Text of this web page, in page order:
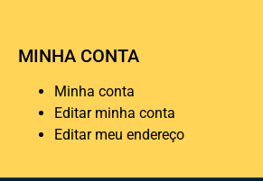
MINHA CONTA
Minha conta
Editar minha conta
Editar meu endereço